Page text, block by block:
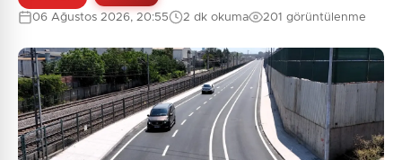
Güvenlik Sorusu:
10 + 3 = ?
Gönder
06 Ağustos 2026, 20:55 2 dk okuma 201 görüntülenme